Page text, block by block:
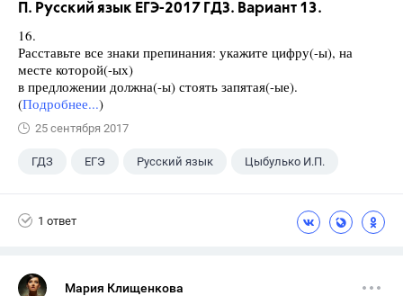
П. Русский язык ЕГЭ-2017 ГДЗ. Вариант 13.
16.
Расставьте все знаки препинания: укажите цифру(-ы), на
месте которой(-ых)
в предложении должна(-ы) стоять запятая(-ые).
(Подробнее...)
25 сентября 2017
ГДЗ ЕГЭ Русский язык Цыбулько И.П.
1 ответ
Мария Клищенкова